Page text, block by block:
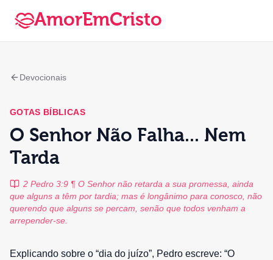
AmorEmCristo
Devocionais
GOTAS BÍBLICAS
O Senhor Não Falha... Nem
Tarda
2 Pedro 3:9 ¶ O Senhor não retarda a sua promessa, ainda
que alguns a têm por tardia; mas é longânimo para conosco, não
querendo que alguns se percam, senão que todos venham a
arrepender-se.
Explicando sobre o “dia do juízo”, Pedro escreve: “O